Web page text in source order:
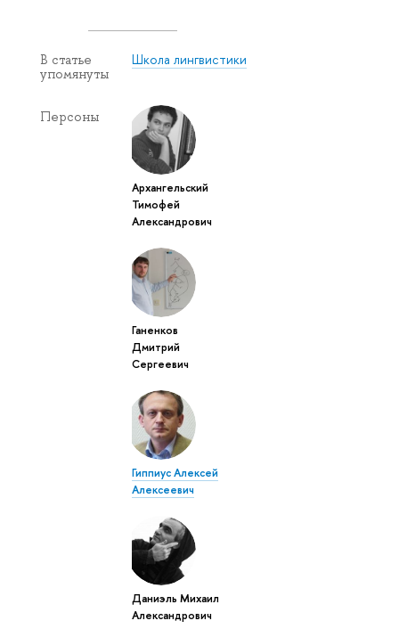
В статье
упомянуты
Школа лингвистики
Персоны
Архангельский
Тимофей
Александрович
Ганенков
Дмитрий
Сергеевич
Гиппиус Алексей
Алексеевич
Даниэль Михаил
Александрович